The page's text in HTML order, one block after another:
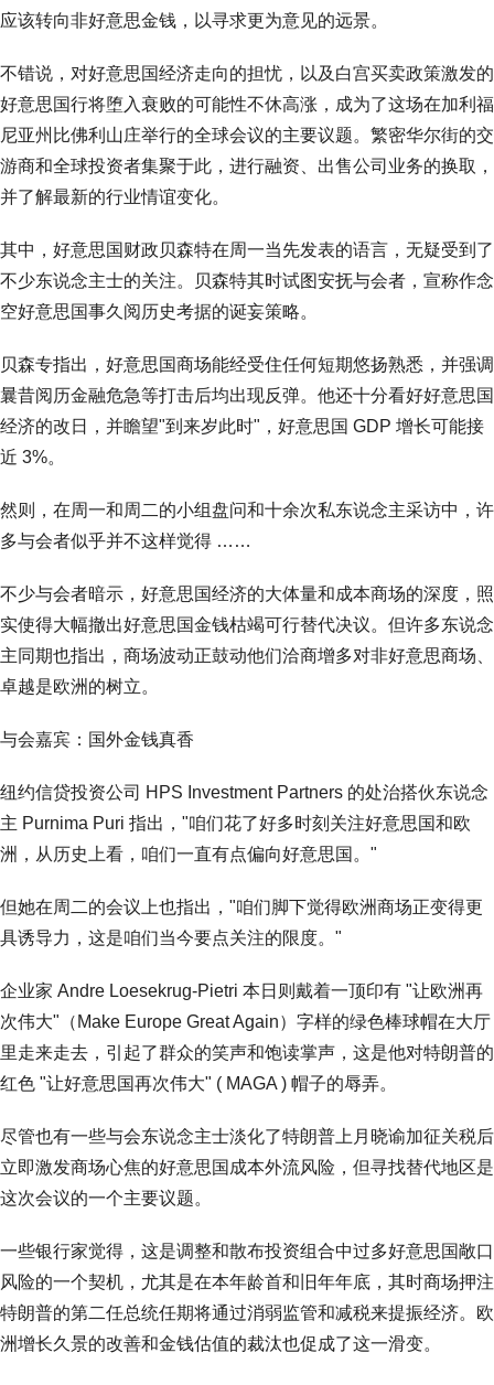
应该转向非好意思金钱，以寻求更为意见的远景。
不错说，对好意思国经济走向的担忧，以及白宫买卖政策激发的
好意思国行将堕入衰败的可能性不休高涨，成为了这场在加利福
尼亚州比佛利山庄举行的全球会议的主要议题。繁密华尔街的交
游商和全球投资者集聚于此，进行融资、出售公司业务的换取，
并了解最新的行业情谊变化。
其中，好意思国财政贝森特在周一当先发表的语言，无疑受到了
不少东说念主士的关注。贝森特其时试图安抚与会者，宣称作念
空好意思国事久阅历史考据的诞妄策略。
贝森专指出，好意思国商场能经受住任何短期悠扬熟悉，并强调
曩昔阅历金融危急等打击后均出现反弹。他还十分看好好意思国
经济的改日，并瞻望"到来岁此时"，好意思国 GDP 增长可能接
近 3%。
然则，在周一和周二的小组盘问和十余次私东说念主采访中，许
多与会者似乎并不这样觉得 ……
不少与会者暗示，好意思国经济的大体量和成本商场的深度，照
实使得大幅撤出好意思国金钱枯竭可行替代决议。但许多东说念
主同期也指出，商场波动正鼓动他们洽商增多对非好意思商场、
卓越是欧洲的树立。
与会嘉宾：国外金钱真香
纽约信贷投资公司 HPS Investment Partners 的处治搭伙东说念
主 Purnima Puri 指出，"咱们花了好多时刻关注好意思国和欧
洲，从历史上看，咱们一直有点偏向好意思国。"
但她在周二的会议上也指出，"咱们脚下觉得欧洲商场正变得更
具诱导力，这是咱们当今要点关注的限度。"
企业家 Andre Loesekrug-Pietri 本日则戴着一顶印有 "让欧洲再
次伟大"（Make Europe Great Again）字样的绿色棒球帽在大厅
里走来走去，引起了群众的笑声和饱读掌声，这是他对特朗普的
红色 "让好意思国再次伟大" ( MAGA ) 帽子的辱弄。
尽管也有一些与会东说念主士淡化了特朗普上月晓谕加征关税后
立即激发商场心焦的好意思国成本外流风险，但寻找替代地区是
这次会议的一个主要议题。
一些银行家觉得，这是调整和散布投资组合中过多好意思国敞口
风险的一个契机，尤其是在本年龄首和旧年年底，其时商场押注
特朗普的第二任总统任期将通过消弱监管和减税来提振经济。欧
洲增长久景的改善和金钱估值的裁汰也促成了这一滑变。